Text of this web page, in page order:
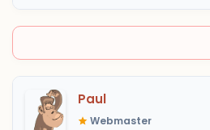
Paul
Webmaster